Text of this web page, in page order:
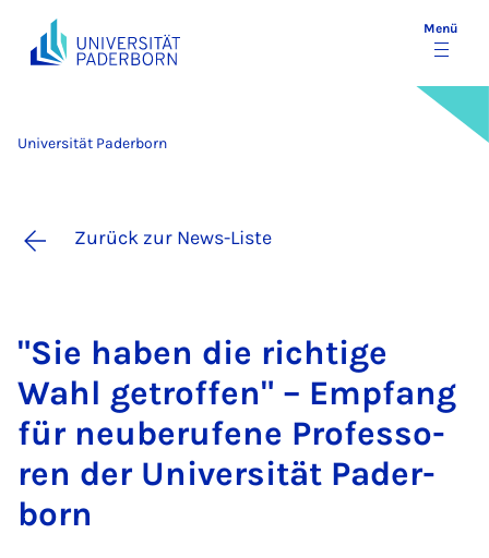
Menü
Universität Paderborn
Zurück zur News-Liste
"Sie ha­ben die rich­ti­ge
Wahl ge­trof­fen" – Emp­fang
für neu­be­ru­fe­ne Pro­fes­so­
ren der Uni­ver­si­tät Pa­der­
born